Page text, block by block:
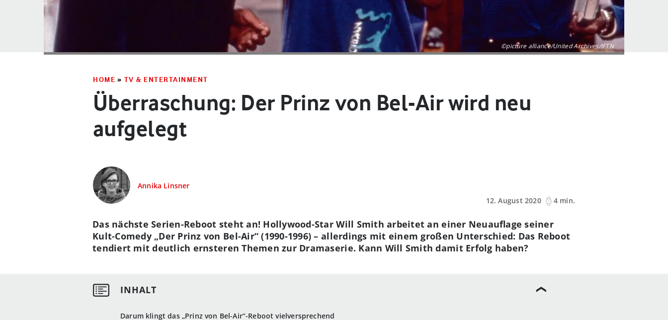
©picture alliance/United Archives/IFTN
HOME » TV & ENTERTAINMENT
Überraschung: Der Prinz von Bel-Air wird neu
aufgelegt
Annika Linsner
12. August 2020
4 min.
Darum klingt das „Prinz von Bel-Air“-Reboot vielversprechend
Das nächste Serien-Reboot steht an! Hollywood-Star Will Smith arbeitet an einer Neuauflage seiner
Kult-Comedy „Der Prinz von Bel-Air“ (1990-1996) – allerdings mit einem großen Unterschied: Das Reboot
tendiert mit deutlich ernsteren Themen zur Dramaserie. Kann Will Smith damit Erfolg haben?